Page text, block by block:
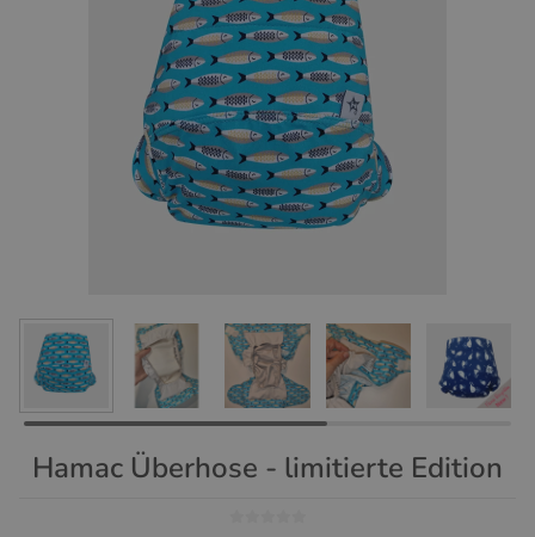
Hamac Überhose - limitierte Edition